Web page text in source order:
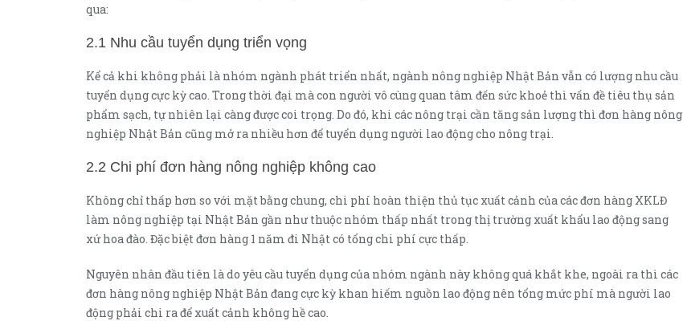
qua:
2.1 Nhu cầu tuyển dụng triển vọng
Kể cả khi không phải là nhóm ngành phát triển nhất, ngành nông nghiệp Nhật Bản vẫn có lượng nhu cầu
tuyển dụng cực kỳ cao. Trong thời đại mà con người vô cùng quan tâm đến sức khoẻ thì vấn đề tiêu thụ sản
phẩm sạch, tự nhiên lại càng được coi trọng. Do đó, khi các nông trại cần tăng sản lượng thì đơn hàng nông
nghiệp Nhật Bản cũng mở ra nhiều hơn để tuyển dụng người lao động cho nông trại.
2.2 Chi phí đơn hàng nông nghiệp không cao
Không chỉ thấp hơn so với mặt bằng chung, chi phí hoàn thiện thủ tục xuất cảnh của các đơn hàng XKLĐ
làm nông nghiệp tại Nhật Bản gần như thuộc nhóm thấp nhất trong thị trường xuất khẩu lao động sang
xứ hoa đào. Đặc biệt đơn hàng 1 năm đi Nhật có tổng chi phí cực thấp.
Nguyên nhân đầu tiên là do yêu cầu tuyển dụng của nhóm ngành này không quá khắt khe, ngoài ra thì các
đơn hàng nông nghiệp Nhật Bản đang cực kỳ khan hiếm nguồn lao động nên tổng mức phí mà người lao
động phải chi ra để xuất cảnh không hề cao.